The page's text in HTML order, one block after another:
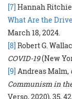
[7] Hannah Ritchie
What Are the
March 18, 2024.
[8] Robert G.
COVID-19(New
[9] Andreas Malm,
Communism in
Verso, 2020), 35,